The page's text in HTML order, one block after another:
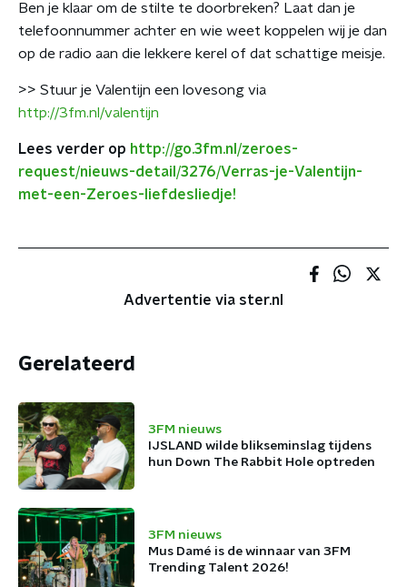
Ben je klaar om de stilte te doorbreken? Laat dan je
telefoonnummer achter en wie weet koppelen wij je dan
op de radio aan die lekkere kerel of dat schattige meisje.
>> Stuur je Valentijn een lovesong via
http://3fm.nl/valentijn
Lees verder op http://go.3fm.nl/zeroes-
request/nieuws-detail/3276/Verras-je-Valentijn-
met-een-Zeroes-liefdesliedje!
Advertentie via ster.nl
Gerelateerd
3FM nieuws
IJSLAND wilde blikseminslag tijdens
hun Down The Rabbit Hole optreden
3FM nieuws
Mus Damé is de winnaar van 3FM
Trending Talent 2026!